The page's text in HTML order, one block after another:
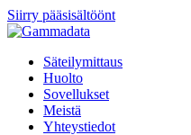
Siirry pääsisältöönt
Säteilymittaus
Huolto
Sovellukset
Meistä
Yhteystiedot